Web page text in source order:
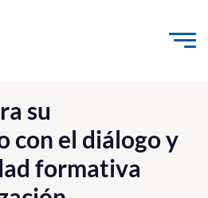
al contenido
e Innovación
su
con el diálogo y
formativa